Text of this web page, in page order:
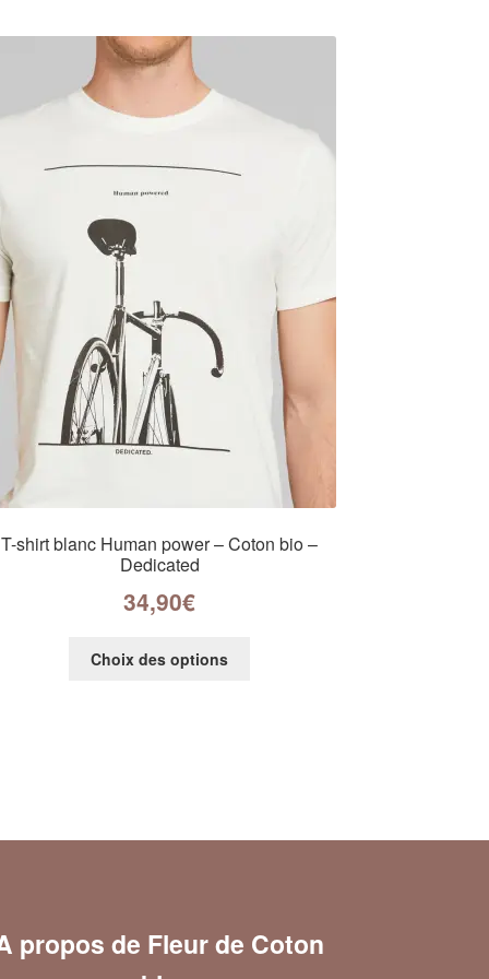
T-shirt blanc Human power – Coton bio –
Dedicated
34,90€
Choix des options
propos de Fleur de Coton